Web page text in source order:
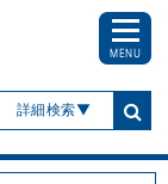
詳細検索
MENU